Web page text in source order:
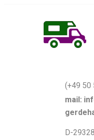
(+49 50
mail:
D-